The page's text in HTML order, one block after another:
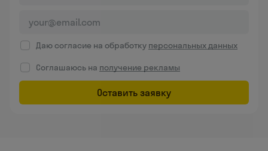
Даю согласие на обработку персональных данных
Соглашаюсь на получение рекламы
Оставить заявку